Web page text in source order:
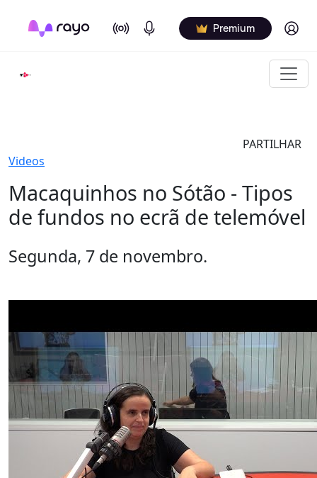
On Air Podcasts Premium Log in
PARTILHAR
Videos
Macaquinhos no Sótão - Tipos
de fundos no ecrã de telemóvel
Segunda, 7 de novembro.